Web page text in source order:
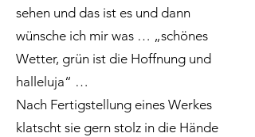
sehen und das ist es und dann
wünsche ich mir was … „schönes
Wetter, grün ist die Hoffnung und
halleluja“ …
Nach Fertigstellung eines Werkes
klatscht sie gern stolz in die Hände